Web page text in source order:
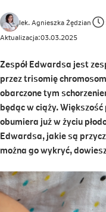
lek. Agnieszka Żędzian
Aktualizacja:03.03.2025
Zespół Edwardsa jest
przez trisomię
obarczone tym
będąc w ciąży.
obumiera już w życiu
Edwardsa, jakie są
można go wykryć,